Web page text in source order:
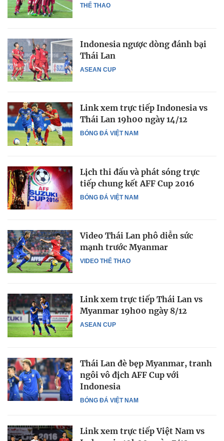
THỂ THAO
ASEAN CUP
Indonesia ngược dòng đánh bại
Thái Lan
BÓNG ĐÁ VIỆT NAM
Link xem trực tiếp Indonesia vs
Thái Lan 19h00 ngày 14/12
BÓNG ĐÁ VIỆT NAM
Lịch thi đấu và phát sóng trực
tiếp chung kết AFF Cup 2016
VIDEO THỂ THAO
Video Thái Lan phô diễn sức
mạnh trước Myanmar
ASEAN CUP
Link xem trực tiếp Thái Lan vs
Myanmar 19h00 ngày 8/12
BÓNG ĐÁ VIỆT NAM
Thái Lan đè bẹp Myanmar, tranh
ngôi vô địch AFF Cup với
Indonesia
Link xem trực tiếp Việt Nam vs